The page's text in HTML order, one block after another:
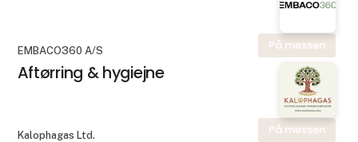
På messen
EMBACO360 A/S
Aftørring & hygiejne
På messen
Kalophagas Ltd.